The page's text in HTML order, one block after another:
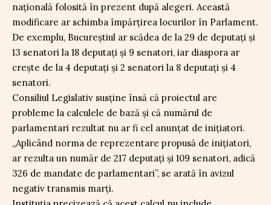
națională folosită în prezent după alegeri. Această
modificare ar schimba împărțirea locurilor în Parlament.
De exemplu, Bucureștiul ar scădea de la 29 de deputați și
13 senatori la 18 deputați și 9 senatori, iar diaspora ar
crește de la 4 deputați și 2 senatori la 8 deputați și 4
senatori.
Consiliul Legislativ susține însă că proiectul are
probleme la calculele de bază și că numărul de
parlamentari rezultat nu ar fi cel anunțat de inițiatori.
„Aplicând norma de reprezentare propusă de inițiatori,
ar rezulta un număr de 217 deputați și 109 senatori, adică
326 de mandate de parlamentari”, se arată în avizul
negativ transmis marți.